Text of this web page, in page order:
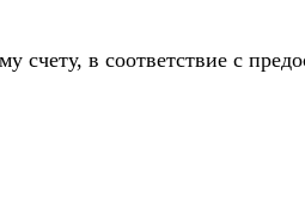
счету, в соответствие с